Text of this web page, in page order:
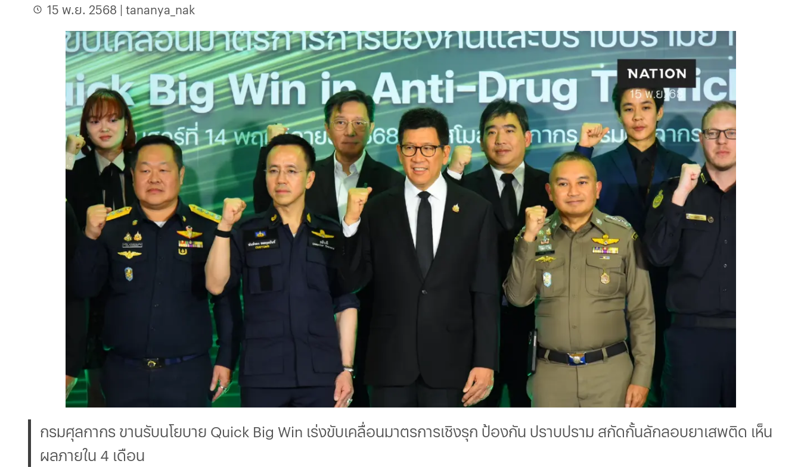
15 พ.ย. 2568 | tananya_nak
กรมศุลกากร ขานรับนโยบาย Quick Big Win เร่งขับเคลื่อนมาตรการเชิงรุก ป้องกัน ปราบปราม สกัดกั้นลักลอบยาเสพติด เห็น
ผลภายใน 4 เดือน